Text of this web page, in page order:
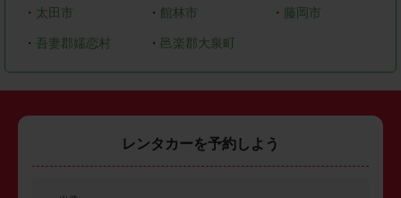
・ 太田市 ・ 館林市 ・ 藤岡市
・ 吾妻郡嬬恋村 ・ 邑楽郡大泉町
レンタカーを予約しよう